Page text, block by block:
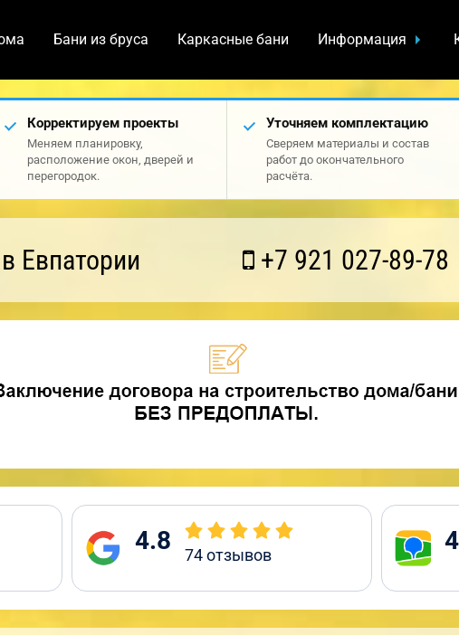
Бани из бруса Каркасные бани Информация
Корректируем проекты
Меняем планировку,
расположение окон, дверей и
перегородок.
Уточняем комплектацию
Сверяем материалы и состав
работ до окончательного
расчёта.
Евпатории +7 921 027-89-78
4.8 74отзывов